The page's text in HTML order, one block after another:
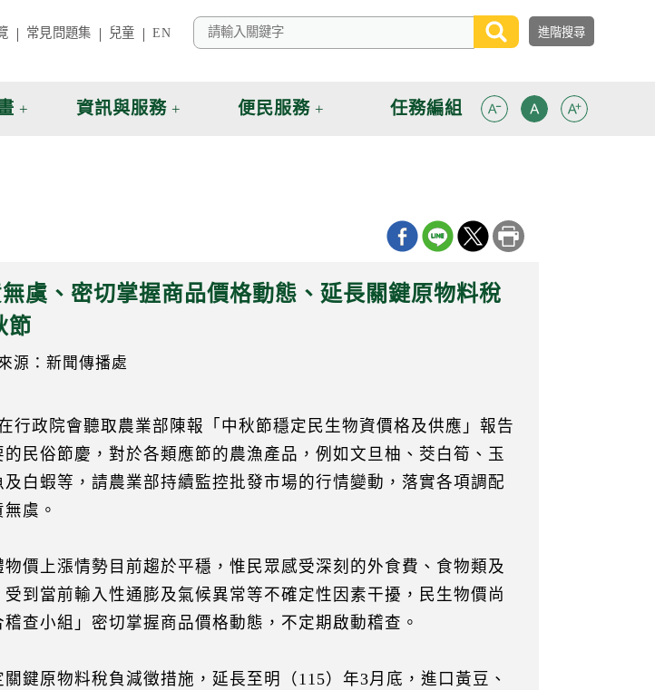
常見問題集 兒童 EN
資訊與服務 便民服務 任務編組
虞、密切掌握商品價格動態、延長關鍵原物料稅
節
源：新聞傳播處
行政院會聽取農業部陳報「中秋節穩定民生物資價格及供應」報告
民俗節慶，對於各類應節的農漁產品，例如文旦柚、茭白筍、玉
白蝦等，請農業部持續監控批發市場的行情變動，落實各項調配
虞。
價上漲情勢目前趨於平穩，惟民眾感受深刻的外食費、食物類及
到當前輸入性通膨及氣候異常等不確定性因素干擾，民生物價尚
查小組」密切掌握商品價格動態，不定期啟動稽查。
鍵原物料稅負減徵措施，延長至明（115）年3月底，進口黃豆、